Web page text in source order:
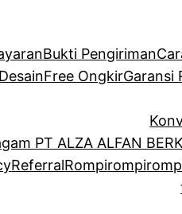
Bukti Pengiriman
Free OngkirGaransi
PT ALZA ALFAN
ReferralRompirompi